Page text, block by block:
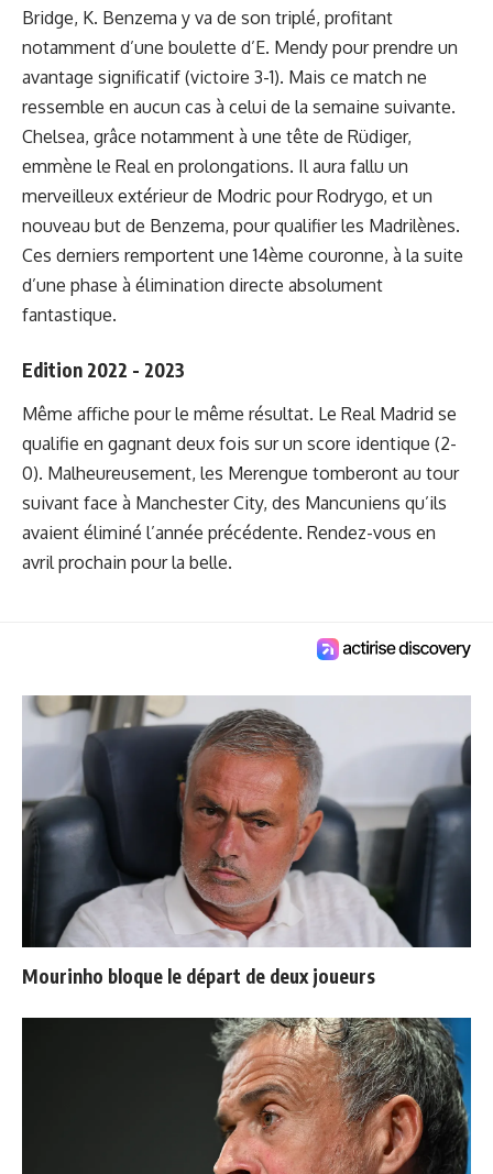
Bridge, K. Benzema y va de son triplé, profitant
notamment d’une boulette d’E. Mendy pour prendre un
avantage significatif (victoire 3-1). Mais ce match ne
ressemble en aucun cas à celui de la semaine suivante.
Chelsea, grâce notamment à une tête de Rüdiger,
emmène le Real en prolongations. Il aura fallu un
merveilleux extérieur de Modric pour Rodrygo, et un
nouveau but de Benzema, pour qualifier les Madrilènes.
Ces derniers remportent une 14ème couronne, à la suite
d’une phase à élimination directe absolument
fantastique.
Edition 2022 - 2023
Même affiche pour le même résultat. Le Real Madrid se
qualifie en gagnant deux fois sur un score identique (2-
0). Malheureusement, les Merengue tomberont au tour
suivant face à Manchester City, des Mancuniens qu’ils
avaient éliminé l’année précédente. Rendez-vous en
avril prochain pour la belle.
Mourinho bloque le départ de deux joueurs